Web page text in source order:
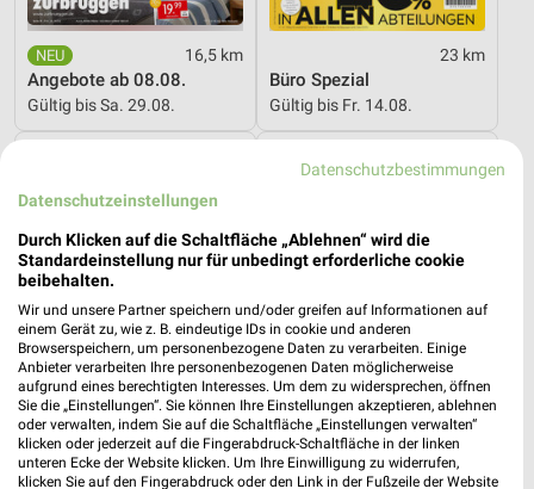
16,5 km
Angebote ab 08.08.
Gültig bis Sa. 29.08.
23 km
Büro Spezial
Gültig bis Fr. 14.08.
Datenschutzbestimmungen
Datenschutzeinstellungen
Durch Klicken auf die Schaltfläche „Ablehnen“ wird die
Standardeinstellung nur für unbedingt erforderliche cookie
beibehalten.
Wir und unsere Partner speichern und/oder greifen auf Informationen auf
einem Gerät zu, wie z. B. eindeutige IDs in cookie und anderen
Browserspeichern, um personenbezogene Daten zu verarbeiten. Einige
Anbieter verarbeiten Ihre personenbezogenen Daten möglicherweise
aufgrund eines berechtigten Interesses. Um dem zu widersprechen, öffnen
Sie die „Einstellungen“. Sie können Ihre Einstellungen akzeptieren, ablehnen
oder verwalten, indem Sie auf die Schaltfläche „Einstellungen verwalten“
klicken oder jederzeit auf die Fingerabdruck-Schaltfläche in der linken
unteren Ecke der Website klicken. Um Ihre Einwilligung zu widerrufen,
klicken Sie auf den Fingerabdruck oder den Link in der Fußzeile der Website